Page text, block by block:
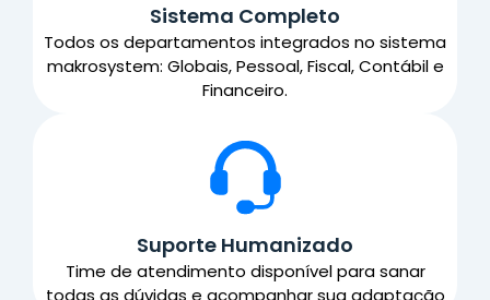
Sistema Completo
Todos os departamentos integrados no sistema
makrosystem: Globais, Pessoal, Fiscal, Contábil e
Financeiro.
Suporte Humanizado
Time de atendimento disponível para sanar
todas as dúvidas e acompanhar sua adaptação